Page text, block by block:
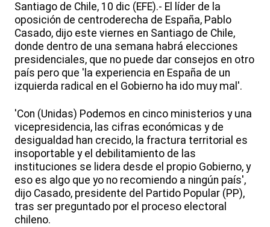
Santiago de Chile, 10 dic (EFE).- El líder de la
oposición de centroderecha de España, Pablo
Casado, dijo este viernes en Santiago de Chile,
donde dentro de una semana habrá elecciones
presidenciales, que no puede dar consejos en otro
país pero que 'la experiencia en España de un
izquierda radical en el Gobierno ha ido muy mal'.
'Con (Unidas) Podemos en cinco ministerios y una
vicepresidencia, las cifras económicas y de
desigualdad han crecido, la fractura territorial es
insoportable y el debilitamiento de las
instituciones se lidera desde el propio Gobierno, y
eso es algo que yo no recomiendo a ningún país',
dijo Casado, presidente del Partido Popular (PP),
tras ser preguntado por el proceso electoral
chileno.